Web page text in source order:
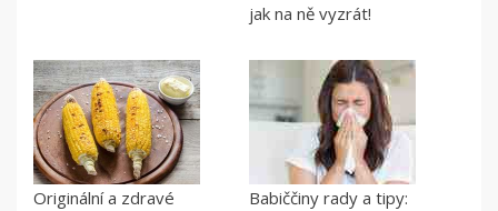
jak na ně vyzrát!
Originální a zdravé
Babiččiny rady a tipy: